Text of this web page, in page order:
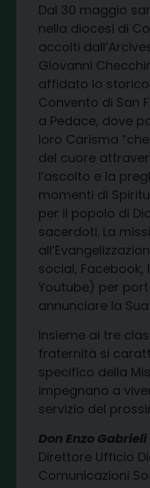
Dal 30 maggio
nella diocesi di
accolti
Giovanni
affidato lo
Convento di San
a Pedace, dove
loro Carisma
del cuore
l’ascolto e la
momenti di
per il popolo di
sacerdoti. La
social, Facebook,
Youtube) per
annunciare la
Insieme ai tre
fraternità si
specifico della
impegnano a
servizio del
Don Enzo Gabrieli
Direttore Ufficio
Comunicazioni